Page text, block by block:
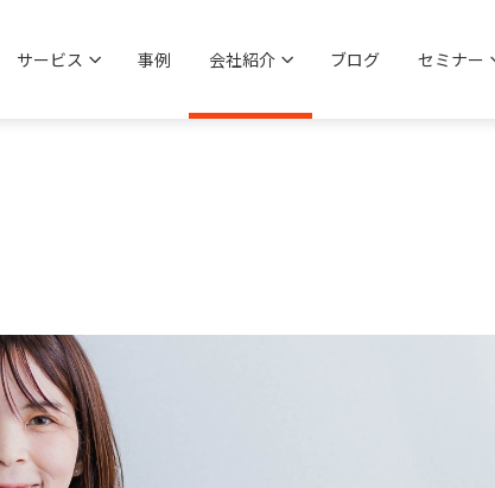
サービス 事例 会社紹介 ブログ セミナー